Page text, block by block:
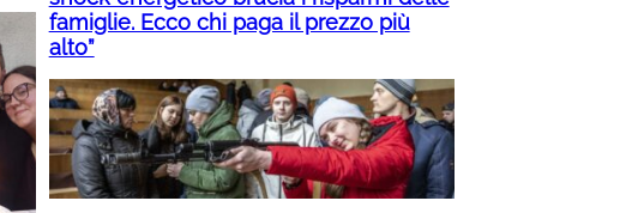
famiglie. Ecco chi paga il prezzo più
alto”